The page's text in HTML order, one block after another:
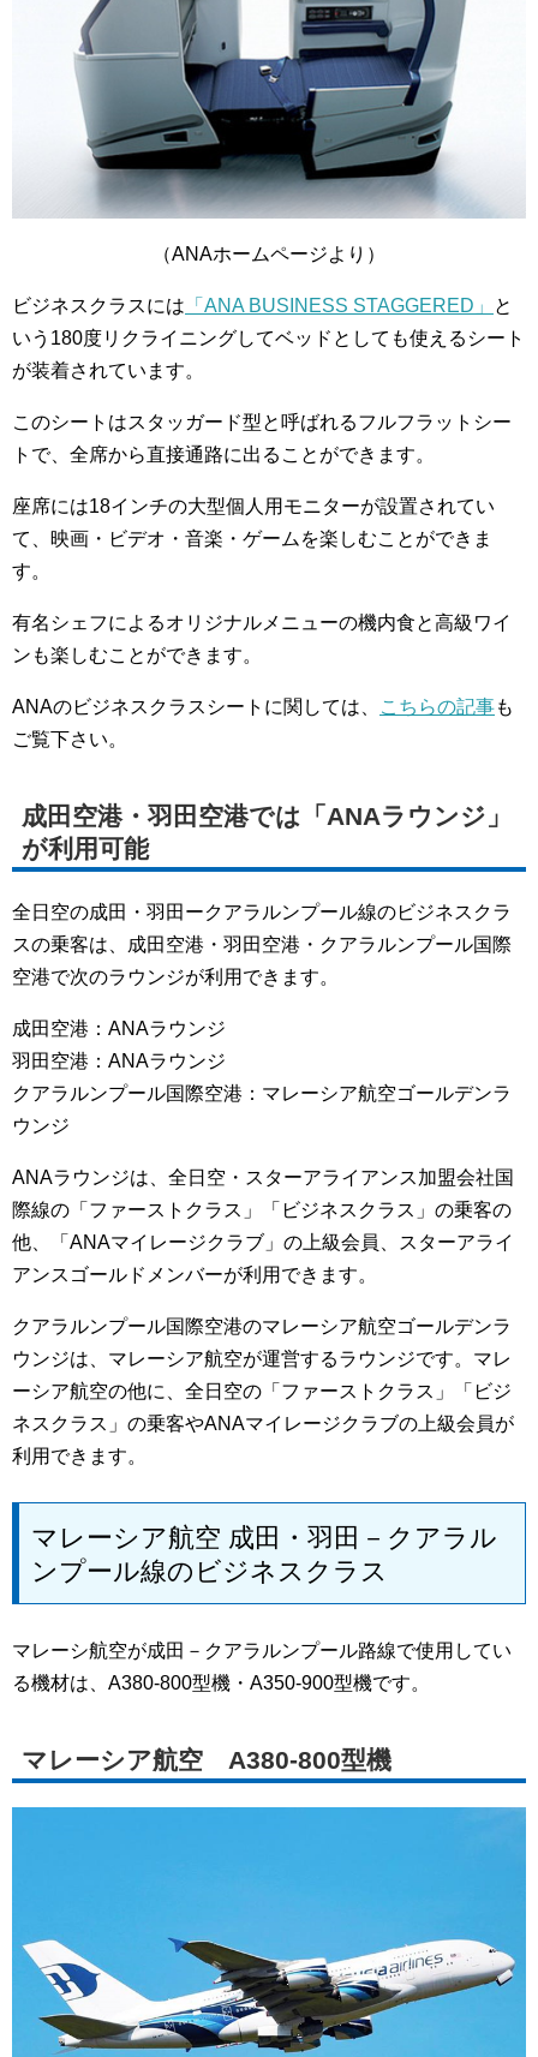
（ANAホームページより）
ビジネスクラスには 「ANA BUSINESS STAGGERED」
と
いう180度リクライニングしてベッドとしても使えるシート
が装着されています。
このシートはスタッガード型と呼ばれるフルフラットシー
トで、全席から直接通路に出ることができます。
座席には18インチの大型個人用モニターが設置されてい
て、映画・ビデオ・音楽・ゲームを楽しむことができま
す。
有名シェフによるオリジナルメニューの機内食と高級ワイ
ンも楽しむことができます。
ANAのビジネスクラスシートに関しては、 こちらの記事も
ご覧下さい。
成田空港・羽田空港では「ANAラウンジ」
が利用可能
全日空の成田・羽田ークアラルンプール線のビジネスクラ
スの乗客は、成田空港・羽田空港・クアラルンプール国際
空港で次のラウンジが利用できます。
成田空港：ANAラウンジ
羽田空港：ANAラウンジ
クアラルンプール国際空港：マレーシア航空ゴールデンラ
ウンジ
ANAラウンジは、全日空・スターアライアンス加盟会社国
際線の「ファーストクラス」「ビジネスクラス」の乗客の
他、「ANAマイレージクラブ」の上級会員、スターアライ
アンスゴールドメンバーが利用できます。
クアラルンプール国際空港のマレーシア航空ゴールデンラ
ウンジは、マレーシア航空が運営するラウンジです。マレ
ーシア航空の他に、全日空の「ファーストクラス」「ビジ
ネスクラス」の乗客やANAマイレージクラブの上級会員が
利用できます。
マレーシア航空 成田・羽田－クアラル
ンプール線のビジネスクラス
マレーシ航空が成田－クアラルンプール路線で使用してい
る機材は、A380-800型機・A350-900型機です。
マレーシア航空 A380-800型機